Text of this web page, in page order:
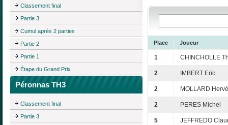
Classement final
Partie 3
Cumul après 2 parties
Partie 2
Partie 1
Étape du Grand Prix
Péronnas TH3
Classement final
Partie 3
Place Joueur
1 CHINCHOLLE
2 IMBERT Eric
2 MOLLARD Hervé
2 PERES Michel
5 JEFFREDO